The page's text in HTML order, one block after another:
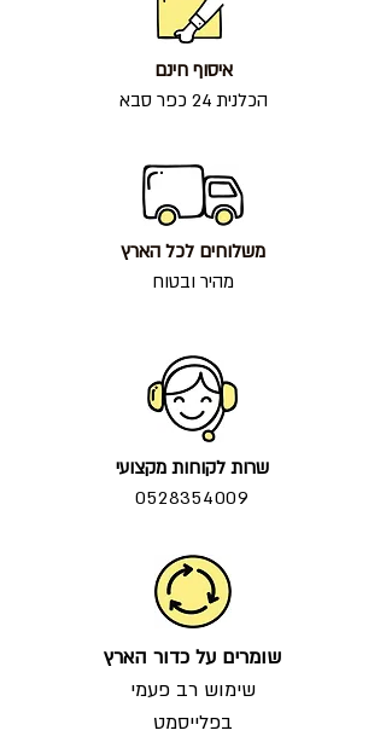
איסוף חינם
הכלנית 24 כפר סבא
משלוחים לכל הארץ
מהיר ובטוח
שרות לקוחות מקצועי
0528354009
שומרים על כדור הארץ
שימוש רב פעמי
בפלייסמט